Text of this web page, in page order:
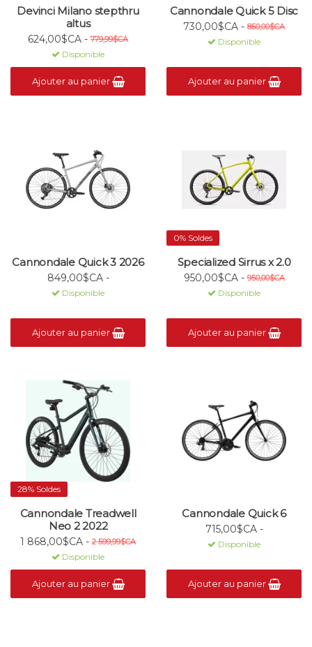
Devinci Milano stepthru
altus
624,00$CA - 779,99$CA
Disponible
Ajouter au panier
Cannondale Quick 5 Disc
730,00$CA - 850,00$CA
Disponible
Ajouter au panier
Cannondale Quick 3 2026
849,00$CA -
Disponible
Ajouter au panier
0% Soldes
Specialized Sirrus x 2.0
950,00$CA - 950,00$CA
Disponible
Ajouter au panier
28% Soldes
Cannondale Treadwell
Neo 2 2022
1 868,00$CA - 2 599,99$CA
Disponible
Ajouter au panier
Cannondale Quick 6
715,00$CA -
Disponible
Ajouter au panier